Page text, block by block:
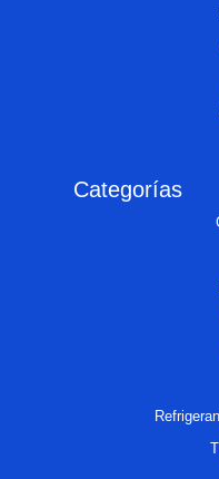
Categorías